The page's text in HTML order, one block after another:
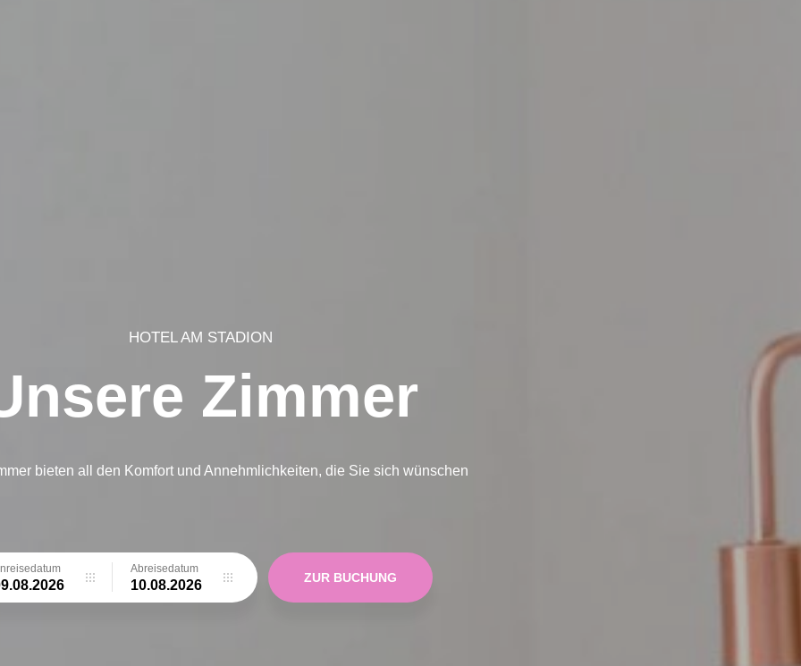
HOTEL AM STADION
Zimmer
bieten all den Komfort und Annehmlichkeiten, die Sie sich wünschen
Abreisedatum
ZUR BUCHUNG